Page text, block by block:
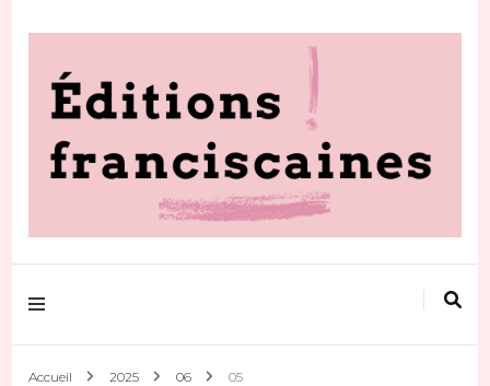
Editions
franciscaines
Votre actualité au quotidien
Accueil 2025 06 05